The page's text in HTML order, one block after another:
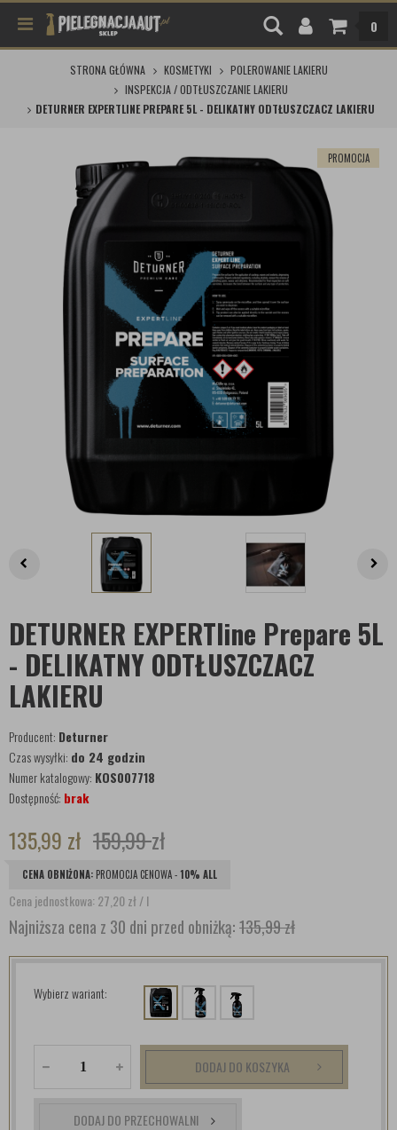
0
STRONA GŁÓWNA KOSMETYKI
POLEROWANIE LAKIERU
INSPEKCJA / ODTŁUSZCZANIE LAKIERU
DETURNER EXPERTLINE PREPARE 5L - DELIKATNY ODTŁUSZCZACZ LAKIERU
PROMOCJA
DETURNER EXPERTline Prepare 5L
- DELIKATNY ODTŁUSZCZACZ
LAKIERU
Producent: Deturner
Czas wysyłki: do 24 godzin
Numer katalogowy: KOS007718
Dostępność: brak
135,99 zł 159,99zł
CENA OBNIŻONA: PROMOCJA CENOWA -10% ALL
Cena jednostkowa: 27,20zł/ l
Najniższa cena z 30 dni przed obniżką:135,99 zł
Wybierz wariant:
DODAJ DO KOSZYKA
DODAJ DO PRZECHOWALNI